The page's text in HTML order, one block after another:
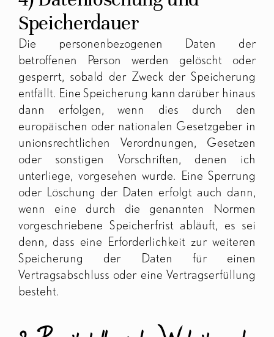
Speicherdauer
Die personenbezogenen Daten der
betroffenen Person werden gelöscht oder
gesperrt, sobald der Zweck der Speicherung
entfällt. Eine Speicherung kann darüber hinaus
dann erfolgen, wenn dies durch den
europäischen oder nationalen Gesetzgeber in
unionsrechtlichen Verordnungen, Gesetzen
oder sonstigen Vorschriften, denen ich
unterliege, vorgesehen wurde. Eine Sperrung
oder Löschung der Daten erfolgt auch dann,
wenn eine durch die genannten Normen
vorgeschriebene Speicherfrist abläuft, es sei
denn, dass eine Erforderlichkeit zur weiteren
Speicherung der Daten für einen
Vertragsabschluss oder eine Vertragserfüllung
besteht.